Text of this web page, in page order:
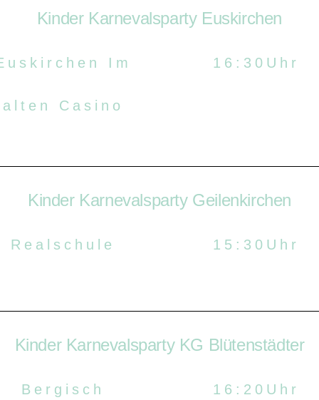
Kinder Karnevalsparty Euskirchen
Im
alten Casino
16:30Uhr
Kinder Karnevalsparty Geilenkirchen
Realschule 15:30Uhr
Kinder Karnevalsparty KG Blütenstädter
Bergisch 16:20Uhr